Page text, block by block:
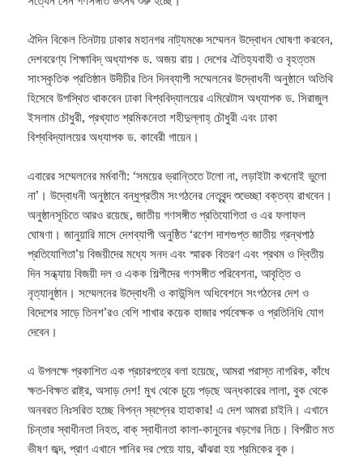
ঐদিন বিকেল তিনটায় ঢাকার মহানগর নাট্যমঞ্চে সম্মেলন উদ্বোধন ঘোষণা করবেন,
দেশবরেণ্য শিক্ষাবিদ্ অধ্যাপক ড. অজয় রায়। দেশের ঐতিহ্যবাহী ও বৃহত্তম
সাংস্কৃতিক প্রতিষ্ঠান উদীচীর তিন দিনব্যাপী সম্মেলনের উদ্বোধনী অনুষ্ঠানে অতিথি
হিসেবে উপস্থিত থাকবেন ঢাকা বিশ্ববিদ্যালয়ের এমিরেটাস অধ্যাপক ড. সিরাজুল
ইসলাম চৌধুরী, প্রখ্যাত শ্রমিকনেতা শহীদুল্লাহ্ চৌধুরী এবং ঢাকা
বিশ্ববিদ্যালয়ের অধ্যাপক ড. কাবেরী গায়েন।
এবারের সম্মেলনের মর্মবাণী: ‘সময়ের ভ্রান্তিতে টলো না, লড়াইটা কখনোই ভুলো
না’। উদ্বোধনী অনুষ্ঠানে বন্ধুপ্রতীম সংগঠনের নেতৃবৃন্দ শুভেচ্ছা বক্তব্য রাখবেন।
অনুষ্ঠানসূচিতে আরও রয়েছে, জাতীয় গণসঙ্গীত প্রতিযোগিতা ও এর ফলাফল
ঘোষণা। জানুয়ারি মাসে দেশব্যাপী অনুষ্ঠিত ‘রণেশ দাশগুপ্ত জাতীয় গ্রন্থপাঠ
প্রতিযোগিতা’য় বিজয়ীদের মধ্যে সনদ এবং স্মারক বিতরণ এবং প্রথম ও দ্বিতীয়
দিন সন্ধ্যায় বিজয়ী দল ও একক শিল্পীদের গণসঙ্গীত পরিবেশনা, আবৃত্তি ও
নৃত্যানুষ্ঠান। সম্মেলনের উদ্বোধনী ও কাউন্সিল অধিবেশনে সংগঠনের দেশ ও
বিদেশের সাড়ে তিনশ’রও বেশি শাখার কয়েক হাজার পর্যবেক্ষক ও প্রতিনিধি যোগ
দেবেন।
এ উপলক্ষে প্রকাশিত এক প্রচারপত্রে বলা হয়েছে, আমরা পরাস্ত নাগরিক, কাঁধে
ক্ষত-বিক্ষত রাষ্ট্র, অসাড় দেশ! মুখ থেকে চুয়ে পড়ছে অন্ধকারের লালা, বুক থেকে
অনবরত নিঃসরিত হচ্ছে বিপন্ন স্বপ্নের হাহাকার! এ দেশ আমরা চাইনি। এখানে
চিন্তার স্বাধীনতা নিহত, বাক্ স্বাধীনতা কালা-কানুনের খড়গের নিচে। বিপরীত মত
ভীষণ জব্দ, প্রাণ এখানে পানির দর পেয়ে যায়, ঝাঁঝরা হয় শ্রমিকের বুক।